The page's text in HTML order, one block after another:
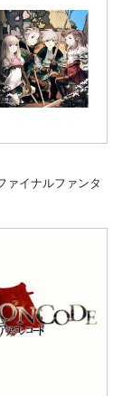
ァイナルファンタ